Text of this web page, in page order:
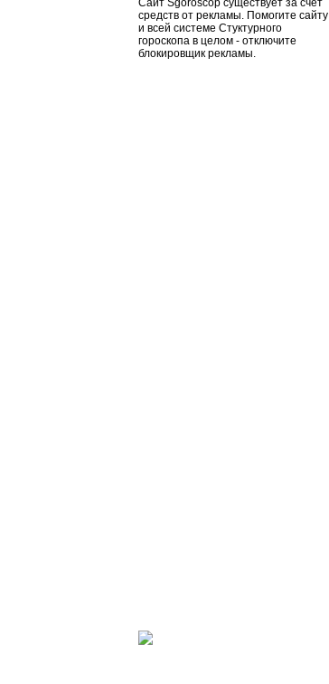
Сайт Sgoroscop существует за счет
средств от рекламы. Помогите сайту
и всей системе Стуктурного
гороскопа в целом - отключите
блокировщик рекламы.